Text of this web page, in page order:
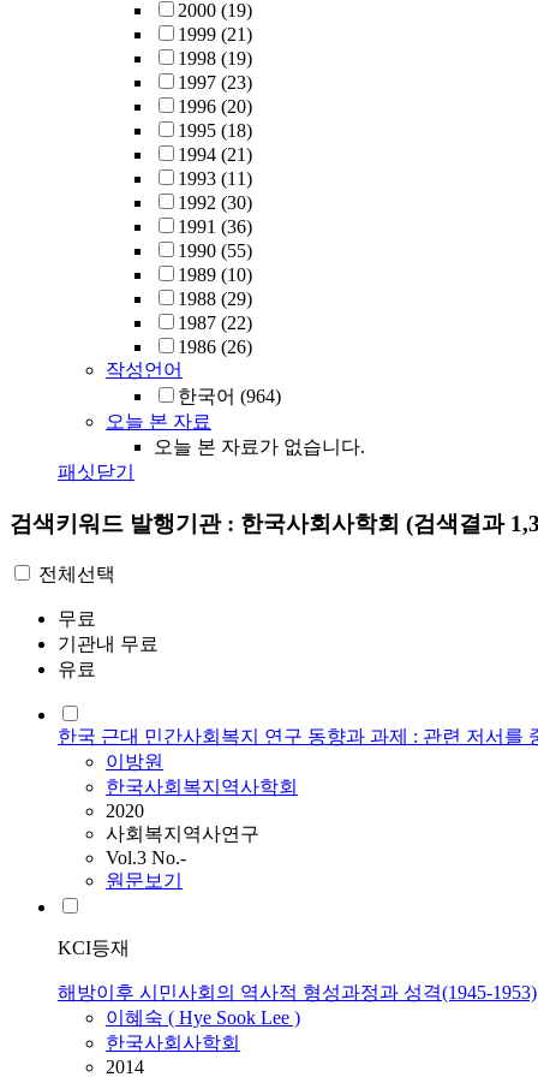
2000 (19)
1999 (21)
1998 (19)
1997 (23)
1996 (20)
1995 (18)
1994 (21)
1993 (11)
1992 (30)
1991 (36)
1990 (55)
1989 (10)
1988 (29)
1987 (22)
1986 (26)
작성언어
한국어 (964)
오늘 본 자료
오늘 본 자료가 없습니다.
패싯닫기
검색키워드 발행기관 : 한국사회사학회 (검색결과
전체선택
무료
기관내 무료
유료
한국 근대 민간사회복지 연구 동향과 과제 : 관련 저서를
이방원
한국사회복지역사학회
2020
사회복지역사연구
Vol.3 No.-
원문보기
KCI등재
해방이후 시민사회의 역사적 형성과정과 성격(1945-1953)
이혜숙 ( Hye Sook Lee )
한국사회사학회
2014